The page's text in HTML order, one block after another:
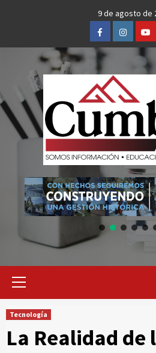
9 de agosto de
FacebookInstagram
Primary
Tecnología
La Realidad de